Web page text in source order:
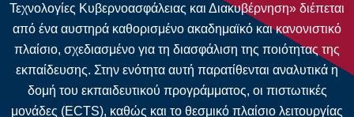
Τεχνολογίες Κυβερνοασφάλειας και Διακυβέρνηση» διέπεται
από ένα αυστηρά καθορισμένο ακαδημαϊκό και κανονιστικό
πλαίσιο, σχεδιασμένο για τη διασφάλιση της ποιότητας της
εκπαίδευσης. Στην ενότητα αυτή παρατίθενται αναλυτικά η
δομή του εκπαιδευτικού προγράμματος, οι πιστωτικές
μονάδες (ECTS), καθώς και το θεσμικό πλαίσιο λειτουργίας